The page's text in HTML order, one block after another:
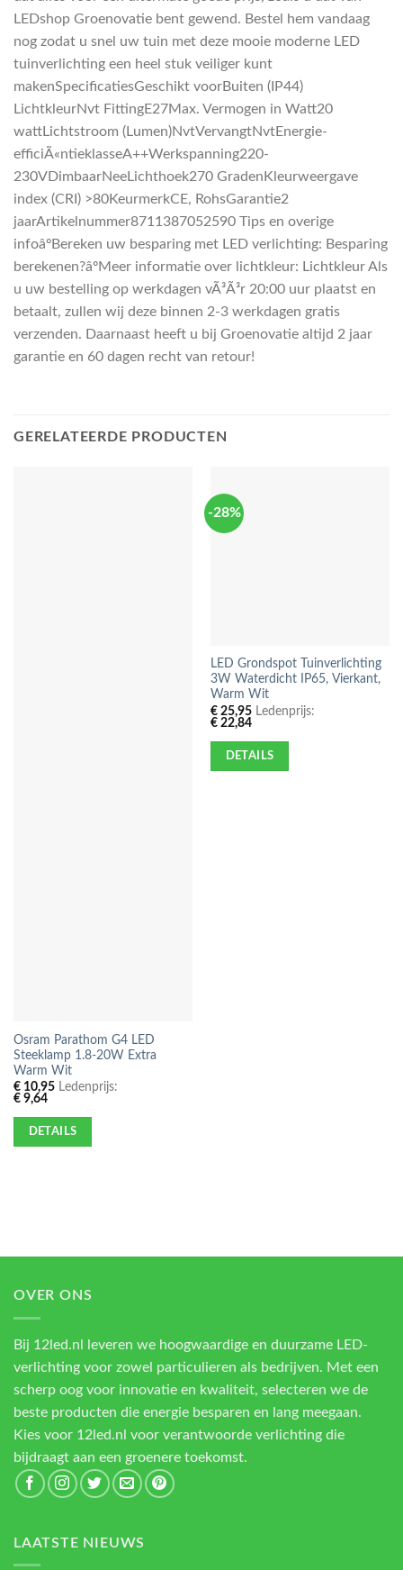
LEDshop Groenovatie bent gewend. Bestel hem vandaag
nog zodat u snel uw tuin met deze mooie moderne LED
tuinverlichting een heel stuk veiliger kunt
makenSpecificatiesGeschikt voorBuiten (IP44)
LichtkleurNvt FittingE27Max. Vermogen in Watt20
wattLichtstroom (Lumen)NvtVervangtNvtEnergie-
efficiÃ«ntieklasseA++Werkspanning220-
230VDimbaarNeeLichthoek270 GradenKleurweergave
index (CRI) >80KeurmerkCE, RohsGarantie2
jaarArtikelnummer8711387052590 Tips en overige
infoâºBereken uw besparing met LED verlichting: Besparing
berekenen?âºMeer informatie over lichtkleur: Lichtkleur Als
u uw bestelling op werkdagen vÃ³Ã³r 20:00 uur plaatst en
betaalt, zullen wij deze binnen 2-3 werkdagen gratis
verzenden. Daarnaast heeft u bij Groenovatie altijd 2 jaar
garantie en 60 dagen recht van retour!
GERELATEERDE PRODUCTEN
Osram Parathom G4 LED
Steeklamp 1.8-20W Extra
Warm Wit
€10,95Ledenprijs:
€9,64
DETAILS
-28%
LED Grondspot Tuinverlichting
3W Waterdicht IP65, Vierkant,
Warm Wit
€25,95Ledenprijs:
€22,84
DETAILS
OVER ONS
Bij 12led.nl leveren we hoogwaardige en duurzame LED-
verlichting voor zowel particulieren als bedrijven. Met een
scherp oog voor innovatie en kwaliteit, selecteren we de
beste producten die energie besparen en lang meegaan.
Kies voor 12led.nl voor verantwoorde verlichting die
bijdraagt aan een groenere toekomst.
LAATSTE NIEUWS